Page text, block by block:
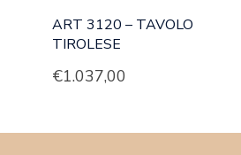
ART 3120 – TAVOLO
TIROLESE
€1.037,00